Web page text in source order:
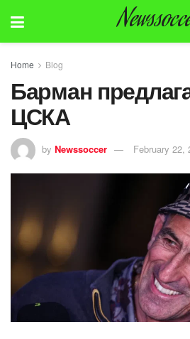
Home Blog
Барман
ЦСКА
by Newssoccer February 22,